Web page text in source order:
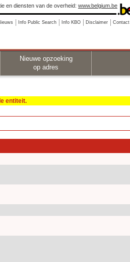
en diensten van de overheid: www.belgium.be
Info Public Search Info KBO Disclaimer Contact
Nieuwe opzoeking
op adres
entiteit.